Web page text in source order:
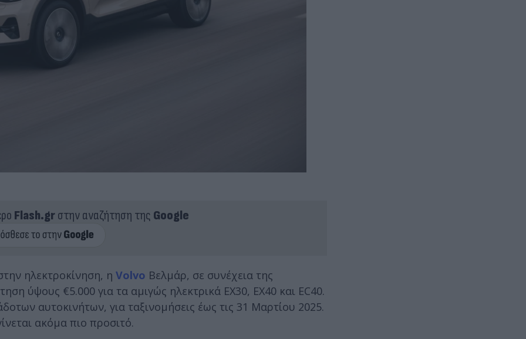
Flash.grστην αναζήτηση της Google
ηλεκτροκίνηση, η Volvo Βελμάρ, σε συνέχεια της
ύψους €5.000 για τα αμιγώς ηλεκτρικά EX30, EX40 και EC40.
αυτοκινήτων, για ταξινομήσεις έως τις 31 Μαρτίου 2025.
ακόμα πιο προσιτό.